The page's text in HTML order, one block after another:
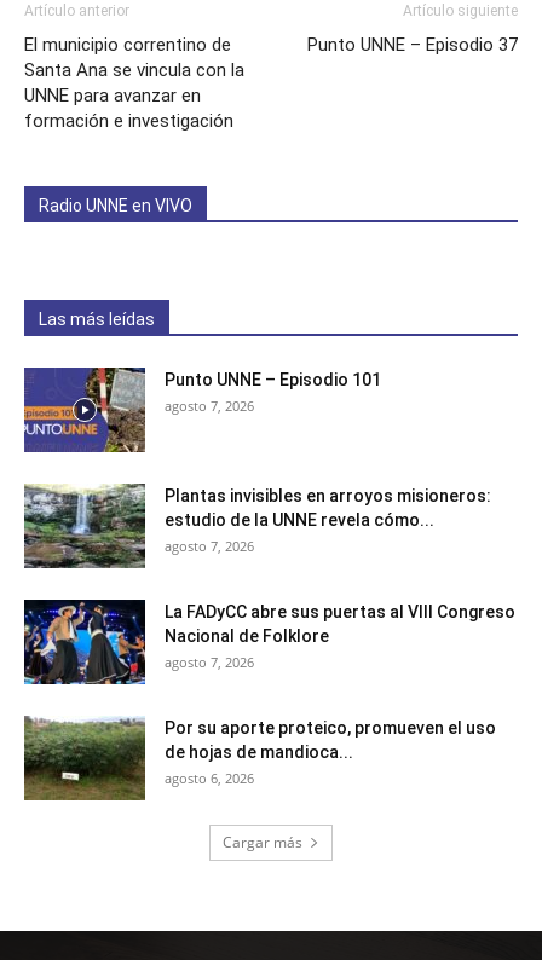
Artículo anterior
El municipio correntino de
Santa Ana se vincula con la
UNNE para avanzar en
formación e investigación
Artículo siguiente
Punto UNNE – Episodio 37
Radio UNNE en VIVO
Las más leídas
Punto UNNE – Episodio 101
agosto 7, 2026
Plantas invisibles en arroyos misioneros:
estudio de la UNNE revela cómo...
agosto 7, 2026
La FADyCC abre sus puertas al VIII Congreso
Nacional de Folklore
agosto 7, 2026
Por su aporte proteico, promueven el uso
de hojas de mandioca...
agosto 6, 2026
Cargar más